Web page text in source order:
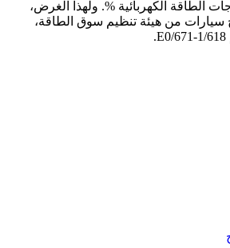
من احتياجات الطاقة الكهربائية %. ولهذا الغرض،
سيارات من هيئة تنظيم سوق الطاقة،